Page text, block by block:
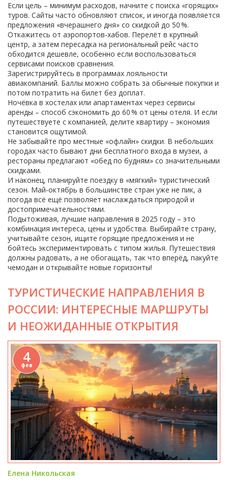
Если цель – минимум расходов, начните с поиска «горящих»
туров. Сайты часто обновляют список, и иногда появляется
предложения «вчерашнего дня» со скидкой до 50 %.
Откажитесь от аэропортов‑хабов. Перелёт в крупный
центр, а затем пересадка на региональный рейс часто
обходится дешевле, особенно если воспользоваться
сервисами поисков сравнения.
Зарегистрируйтесь в программах лояльности
авиакомпаний. Баллы можно собрать за обычные покупки и
потом потратить на билет без доплат.
Ночёвка в хостелах или апартаментах через сервисы
аренды – способ сэкономить до 60 % от цены отеля. И если
путешествуете с компанией, делите квартиру – экономия
становится ощутимой.
Не забывайте про местные «офлайн» скидки. В небольших
городах часто бывают дни бесплатного входа в музеи, а
рестораны предлагают «обед по будням» со значительными
скидками.
И наконец, планируйте поездку в «мягкий» туристический
сезон. Май‑октябрь в большинстве стран уже не пик, а
погода всё ещё позволяет наслаждаться природой и
достопримечательностями.
Подытоживая, лучшие направления в 2025 году – это
комбинация интереса, цены и удобства. Выбирайте страну,
учитывайте сезон, ищите горящие предложения и не
бойтесь экспериментировать с типом жилья. Путешествия
должны радовать, а не обогащать, так что вперёд, пакуйте
чемодан и открывайте новые горизонты!
ТУРИСТИЧЕСКИЕ НАПРАВЛЕНИЯ В
РОССИИ: ИНТЕРЕСНЫЕ МАРШРУТЫ
И НЕОЖИДАННЫЕ ОТКРЫТИЯ
4
фев
Елена Никольская